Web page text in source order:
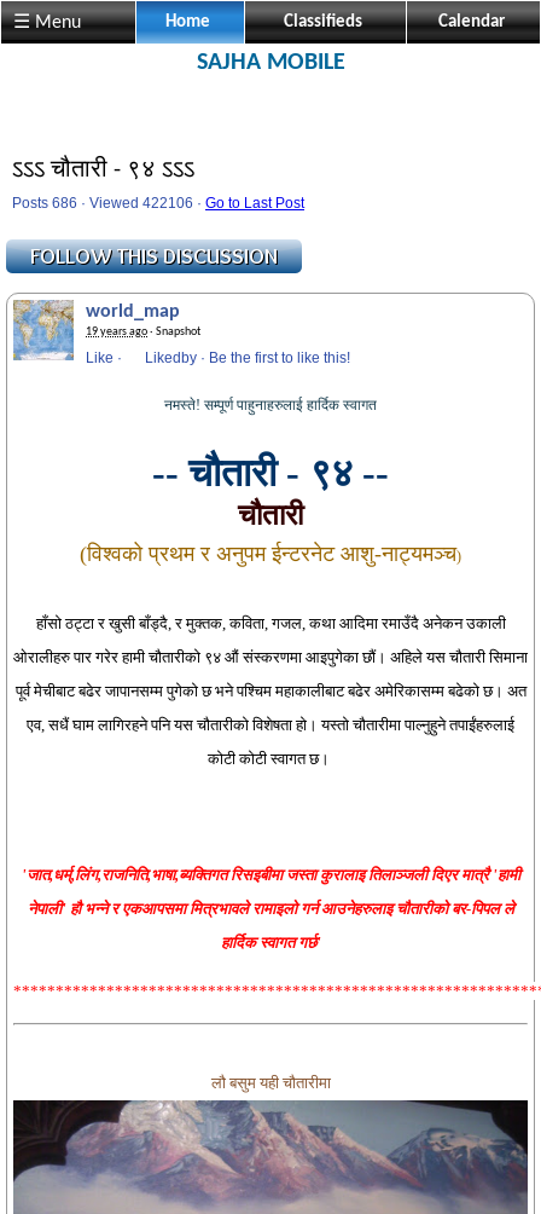
☰ Menu Home Classifieds Calendar
SAJHA MOBILE
ऽऽऽ चौतारी - ९४ ऽऽऽ
Posts 686 · Viewed 422106 · Go to Last Post
world_map
19 years ago· Snapshot
Like · Likedby · Be the first to like this!
नमस्ते! सम्पूर्ण पाहुनाहरुलाई हार्दिक स्वागत
-- चौतारी - ९४ --
चौतारी
(विश्वको प्रथम र अनुपम ईन्टरनेट आशु-नाट्यमञ्च)
हाँसो ठट्टा र खुसी बाँड्दै, र मुक्तक, कविता, गजल, कथा आदिमा रमाउँदै अनेकन उकाली
ओरालीहरु पार गरेर हामी चौतारीको ९४ औं संस्करणमा आइपुगेका छौं। अहिले यस चौतारी सिमाना
पूर्व मेचीबाट बढेर जापानसम्म पुगेको छ भने पश्चिम महाकालीबाट बढेर अमेरिकासम्म बढेको छ। अत
एव, सधैं घाम लागिरहने पनि यस चौतारीको विशेषता हो। यस्तो चौतारीमा पाल्नुहुने तपाईंहरुलाई
कोटी कोटी स्वागत छ।
'जात,धर्म्,लिंग,राजनिति,भाषा,ब्यक्तिगत रिसइबीमा जस्ता कुरालाइ तिलाञ्जली दिएर मात्रै 'हामी
नेपाली' हौ भन्ने र एकआपसमा मित्रभावले रामाइलो गर्न आउनेहरुलाइ चौतारीको बर-पिपल ले
हार्दिक स्वागत गर्छ'
लौ बसुम यही चौतारीमा